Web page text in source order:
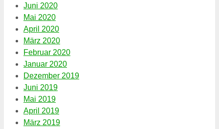
Juni 2020
Mai 2020
April 2020
März 2020
Februar 2020
Januar 2020
Dezember 2019
Juni 2019
Mai 2019
April 2019
März 2019